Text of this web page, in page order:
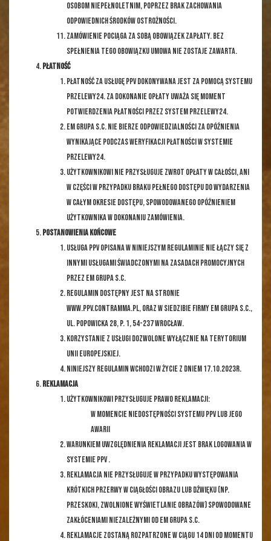
osobom niepełnoletnim, poprzez brak zachowania
odpowiednich środków ostrożności.
Zamówienie pociąga za sobą obowiązek zapłaty. Bez
spełnienia tego obowiązku umowa nie zostaje zawarta.
PŁATNOŚĆ
Płatność za Usługę PPV dokonywana jest za pomocą systemu
Przelewy24. Za dokonanie opłaty uważa się moment
potwierdzenia płatności przez system Przelewy24.
EM GRUPA s.c. nie bierze odpowiedzialności za opóźnienia
wynikające podczas weryfikacji płatności w systemie
Przelewy24.
Użytkownikowi nie przysługuje Zwrot Opłaty w całości, ani
w części w przypadku braku pełnego dostępu do Wydarzenia
w całym Okresie Dostępu, spowodowanego opóźnieniem
użytkownika w dokonaniu Zamówienia.
POSTANOWIENIA KOŃCOWE
Usługa PPV opisana w niniejszym Regulaminie nie łączy się z
innymi usługami świadczonymi na zasadach promocyjnych
przez EM GRUPA s.c.
Regulamin dostępny jest na stronie
www.ppv.contramma.pl, oraz w siedzibie firmy EM GRUPA s.c.,
ul. Popowicka 28, p. 1, 54-237 Wrocław.
Korzystanie z Usługi dozwolone wyłącznie na terytorium
Unii Europejskiej.
Niniejszy Regulamin wchodzi w życie z dniem 17.10.2023r.
REKLAMACJA
Użytkownikowi przysługuje prawo reklamacji:
w momencie niedostępności systemu PPV lub jego
awarii
Warunkiem uwzględnienia reklamacji jest brak logowania w
systemie PPV .
Reklamacja nie przysługuje w przypadku występowania
krótkich przerwy w ciągłości obrazu lub dźwięku (np.
przeskoki, zwolnione wyświetlanie obrazów) spowodowane
zakłóceniami niezależnymi od EM GRUPA s.c.
Reklamacje zostaną rozpatrzone w ciągu 14 dni od momentu